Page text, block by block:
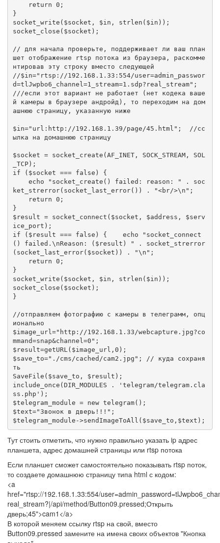
}
socket_write($socket, $in, strlen($in));
socket_close($socket);
// для начала проверьте, поддерживает ли ваш план
шет отображение rtsp потока из браузера, раскомме
нтировав эту строку вместо следующей
//$in="rtsp://192.168.1.33:554/user=admin_passwor
d=tlJwpbo6_channel=1_stream=1.sdp?real_stream";
///если этот вариант не работает (нет кодека ваше
й камеры в браузере андройд), то переходим на дом
ашнюю страницу, указанную ниже
$in="url:http://192.168.1.39/page/45.html";  //сс
ылка на домашнюю страницу
$socket = socket_create(AF_INET, SOCK_STREAM, SOL
_TCP);
if ($socket === false) {
ket_strerror(socket_last_error()) . "<br/>\n";
}
$result = socket_connect($socket, $address, $serv
ice_port);
if ($result === false) {    echo "socket_connect
() failed.\nReason: ($result) " . socket_strerror
(socket_last_error($socket)) . "\n";
}
socket_write($socket, $in, strlen($in));
socket_close($socket);
}
//отправляем фотографию с камеры в телеграмм, опц
ионально
$image_url="http://192.168.1.33/webcapture.jpg?co
mmand=snap&channel=0";
$result=getURL($image_url,0);
$save_to="./cms/cached/cam2.jpg"; // куда сохраня
ть
SaveFile($save_to, $result);
include_once(DIR_MODULES . 'telegram/telegram.cla
ss.php');
$telegram_module = new telegram();
$text="Звонок в дверь!!!";
Тут стоить отметить, что нужно правильно указать ip адрес
планшета, адрес домашней страницы или rtsp потока
Если планшет сможет самостоятельно показывать rtsp поток,
то создаете домашнюю страницу типа html с кодом:
<a
href="rtsp://192.168.1.33:554/
real_stream?|/api/method/Button09.pressed;Открыть
дверь;45">cam1</a>
В которой меняем ссылку rtsp на свой, вместо
Button09.pressed замените на имена своих объектов "Кнопка